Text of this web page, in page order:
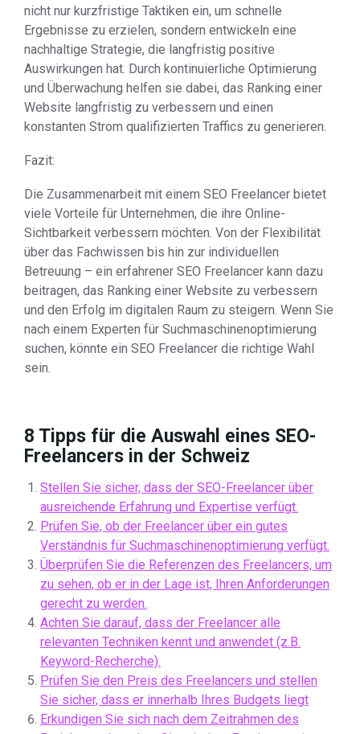
nicht nur kurzfristige Taktiken ein, um schnelle
Ergebnisse zu erzielen, sondern entwickeln eine
nachhaltige Strategie, die langfristig positive
Auswirkungen hat. Durch kontinuierliche Optimierung
und Überwachung helfen sie dabei, das Ranking einer
Website langfristig zu verbessern und einen
konstanten Strom qualifizierten Traffics zu generieren.
Fazit:
Die Zusammenarbeit mit einem SEO Freelancer bietet
viele Vorteile für Unternehmen, die ihre Online-
Sichtbarkeit verbessern möchten. Von der Flexibilität
über das Fachwissen bis hin zur individuellen
Betreuung – ein erfahrener SEO Freelancer kann dazu
beitragen, das Ranking einer Website zu verbessern
und den Erfolg im digitalen Raum zu steigern. Wenn Sie
nach einem Experten für Suchmaschinenoptimierung
suchen, könnte ein SEO Freelancer die richtige Wahl
sein.
8 Tipps für die Auswahl eines SEO-
Freelancers in der Schweiz
Stellen Sie sicher, dass der SEO-Freelancer über
ausreichende Erfahrung und Expertise verfügt.
Prüfen Sie, ob der Freelancer über ein gutes
Verständnis für Suchmaschinenoptimierung verfügt.
Überprüfen Sie die Referenzen des Freelancers, um
zu sehen, ob er in der Lage ist, Ihren Anforderungen
gerecht zu werden.
Achten Sie darauf, dass der Freelancer alle
relevanten Techniken kennt und anwendet (z.B.
Keyword-Recherche).
Prüfen Sie den Preis des Freelancers und stellen
Sie sicher, dass er innerhalb Ihres Budgets liegt
Erkundigen Sie sich nach dem Zeitrahmen des